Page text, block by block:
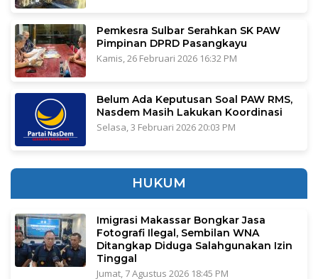
Pemkesra Sulbar Serahkan SK PAW
Pimpinan DPRD Pasangkayu
Kamis, 26 Februari 2026 16:32 PM
Belum Ada Keputusan Soal PAW RMS,
Nasdem Masih Lakukan Koordinasi
Selasa, 3 Februari 2026 20:03 PM
HUKUM
Imigrasi Makassar Bongkar Jasa
Fotografi Ilegal, Sembilan WNA
Ditangkap Diduga Salahgunakan Izin
Tinggal
Jumat, 7 Agustus 2026 18:45 PM